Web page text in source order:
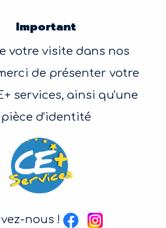
Important
votre visite dans nos
de présenter votre
services, ainsi qu'une
pièce d'identité
nous !